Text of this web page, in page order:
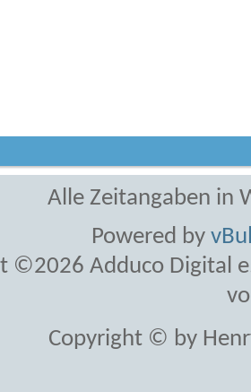
Alle Zeitangaben in
Powered by
©2026 Adduco Digital
Copyright © by